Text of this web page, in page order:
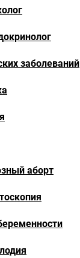
заболеваний
аборт